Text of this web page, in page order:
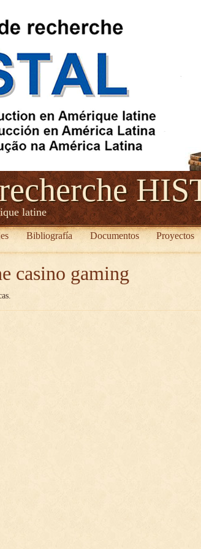
latine
Bibliografía Documentos Proyectos
casino gaming